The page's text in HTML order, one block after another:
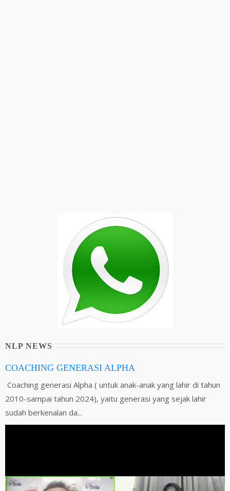
NLP NEWS
COACHING GENERASI ALPHA
Coaching generasi Alpha ( untuk anak-anak yang lahir di tahun
2010-sampai tahun 2024), yaitu generasi yang sejak lahir
sudah berkenalan da...